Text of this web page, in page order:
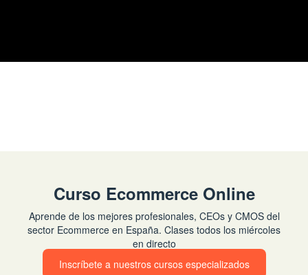
Curso Ecommerce Online
Aprende de los mejores profesionales, CEOs y CMOS del
sector Ecommerce en España. Clases todos los miércoles
en directo
Inscríbete a nuestros cursos especializados